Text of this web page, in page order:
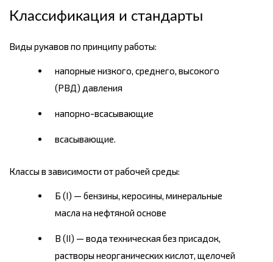
Классификация и стандарты
Виды рукавов по принципу работы:
напорные низкого, среднего, высокого
(РВД) давления
напорно-всасывающие
всасывающие.
Классы в зависимости от рабочей среды:
Б (I) — бензины, керосины, минеральные
масла на нефтяной основе
В (II) — вода техническая без присадок,
растворы неорганических кислот, щелочей